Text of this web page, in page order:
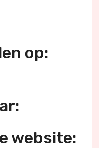
op:
website: